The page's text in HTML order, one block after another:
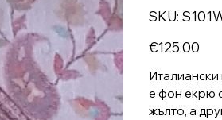
SKU: SKU
S101W
Price
€125.00
Италиански
е фон екрю
жълто, а